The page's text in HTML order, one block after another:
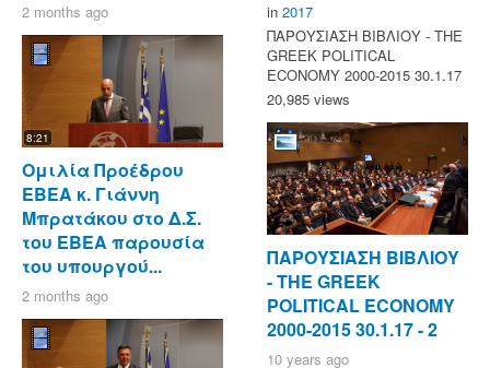
2 months ago
8:21
Ομιλία Προέδρου
ΕΒΕΑ κ. Γιάννη
Μπρατάκου στο Δ.Σ.
του ΕΒΕΑ παρουσία
του υπουργού...
2 months ago
in 2017
ΠΑΡΟΥΣΙΑΣΗ ΒΙΒΛΙΟΥ - ΤΗΕ
GREEK POLITICAL
ECONOMY 2000-2015 30.1.17
20,985 views
ΠΑΡΟΥΣΙΑΣΗ ΒΙΒΛΙΟΥ
- ΤΗΕ GREEK
POLITICAL ECONOMY
2000-2015 30.1.17 - 2
10 years ago